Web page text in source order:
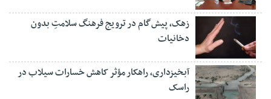
زهک، پیش‌گام در ترویج فرهنگ سلامتِ بدون
دخانیات
آبخیزداری، راهکار مؤثر کاهش خسارات سیلاب در
راسک